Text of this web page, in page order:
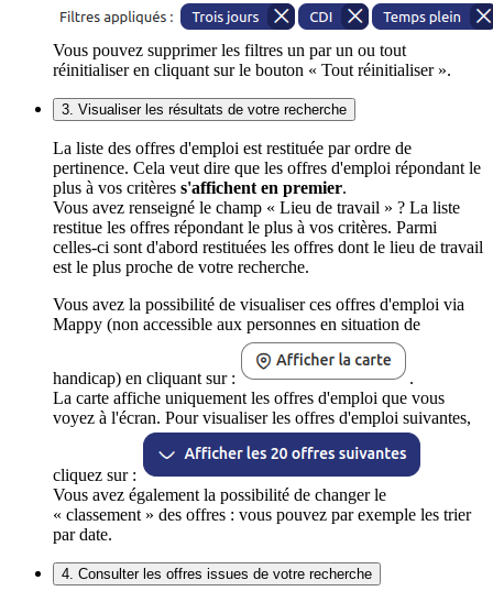
Vous pouvez supprimer les filtres un par un ou tout
réinitialiser en cliquant sur le bouton « Tout réinitialiser ».
3. Visualiser les résultats de votre recherche
La liste des offres d'emploi est restituée par ordre de
pertinence. Cela veut dire que les offres d'emploi répondant le
plus à vos critères s'affichent en premier.
Vous avez renseigné le champ « Lieu de travail » ? La liste
restitue les offres répondant le plus à vos critères. Parmi
celles-ci sont d'abord restituées les offres dont le lieu de travail
est le plus proche de votre recherche.
Vous avez la possibilité de visualiser ces offres d'emploi via
Mappy (non accessible aux personnes en situation de
handicap) en cliquant sur :
.
La carte affiche uniquement les offres d'emploi que vous
voyez à l'écran. Pour visualiser les offres d'emploi suivantes,
cliquez sur :
Vous avez également la possibilité de changer le
« classement » des offres : vous pouvez par exemple les trier
par date.
4. Consulter les offres issues de votre recherche